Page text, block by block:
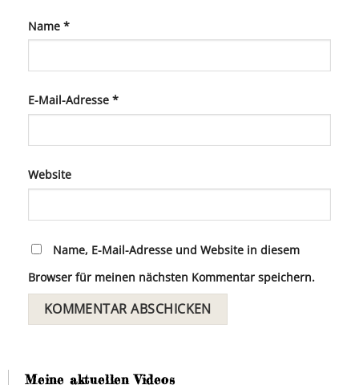
Name *
E-Mail-Adresse *
Website
Name, E-Mail-Adresse und Website in diesem
Browser für meinen nächsten Kommentar speichern.
Meine aktuellen Videos